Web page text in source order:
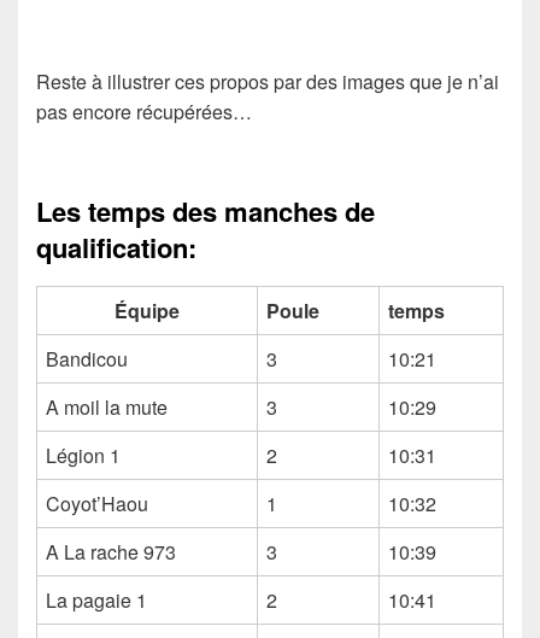
Reste à illustrer ces propos par des images que je n’ai
pas encore récupérées…
Les temps des manches de
qualification:
Équipe Poule
temps
Bandicou
3
10:21
A moil la mute
3
10:29
Légion 1
2
10:31
Coyot’Haou
1
10:32
A La rache 973
3
10:39
La pagaie 1
2
10:41